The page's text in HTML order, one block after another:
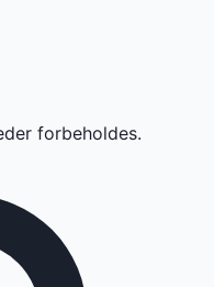
forbeholdes.